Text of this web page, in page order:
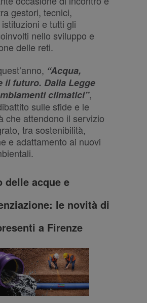
gestori, tecnici,
e tutti gli
nello sviluppo e
delle reti.
“Acqua,
il futuro. Dalla Legge
climatici”,
sulle sfide e le
che attendono il servizio
tra sostenibilità,
e adattamento ai nuovi
delle acque e
le novità di
a Firenze